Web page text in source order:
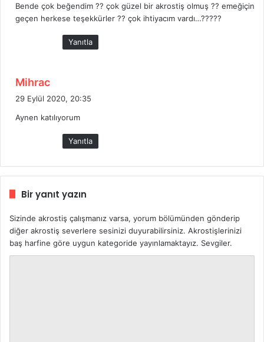
i
k
Bende çok beğendim ?? çok güzel bir akrostiş olmuş ?? emeğiçin
geçen herkese teşekkürler ?? çok ihtiyacım vardı…?????
Yanıtla
Mihrac
i
29 Eylül 2020, 20:35
Aynen katılıyorum
Yanıtla
Bir yanıt yazın
Sizinde akrostiş çalışmanız varsa, yorum bölümünden gönderip
diğer akrostiş severlere sesinizi duyurabilirsiniz. Akrostişlerinizi
baş harfine göre uygun kategoride yayınlamaktayız. Sevgiler.